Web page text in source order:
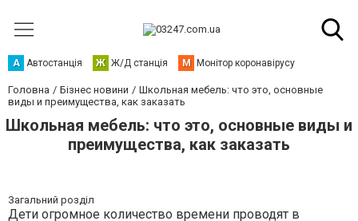
А Автостанція Ж Ж/Д станція М Монітор коронавірусу
Головна Бізнес новини
Школьная мебель: что это, основные
виды и преимущества, как заказать
Школьная мебель: что это, основные виды и
преимущества, как заказать
Загальний розділ
Дети огромное количество времени проводят в